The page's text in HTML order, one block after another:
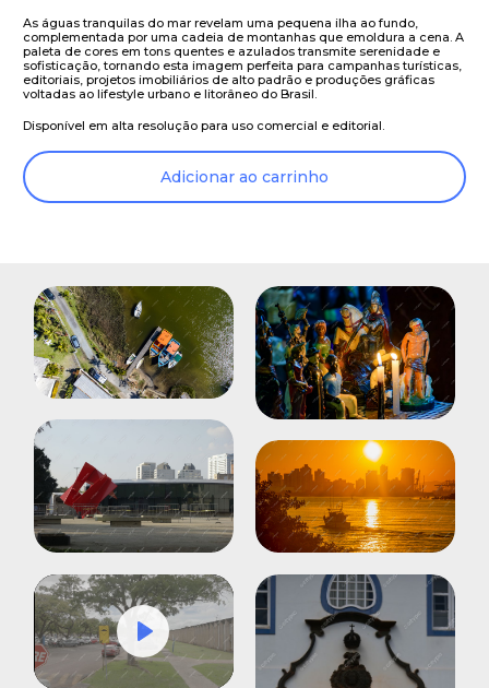
As águas tranquilas do mar revelam uma pequena ilha ao fundo,
complementada por uma cadeia de montanhas que emoldura a cena. A
paleta de cores em tons quentes e azulados transmite serenidade e
sofisticação, tornando esta imagem perfeita para campanhas turísticas,
editoriais, projetos imobiliários de alto padrão e produções gráficas
voltadas ao lifestyle urbano e litorâneo do Brasil.
Disponível em alta resolução para uso comercial e editorial.
Adicionar ao carrinho
Mute Settings
Play